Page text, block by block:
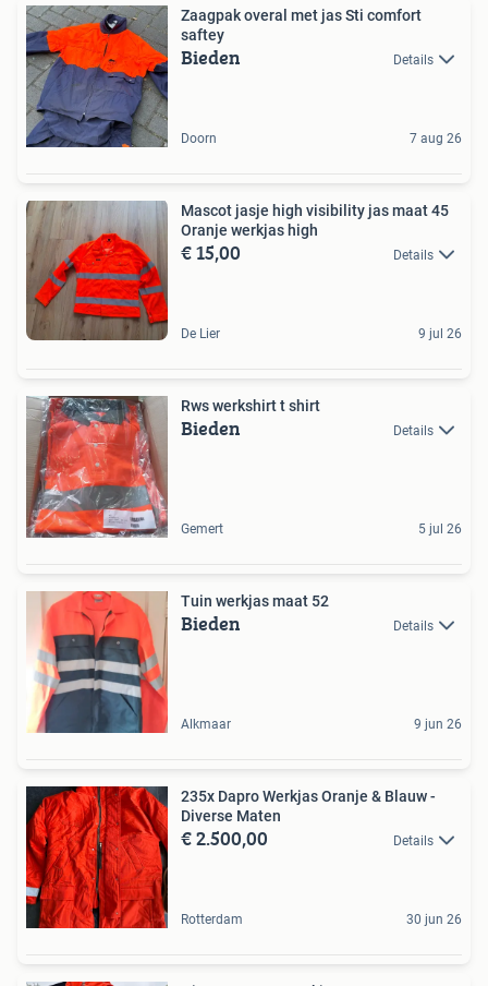
Zaagpak overal met jas Sti comfort
saftey
Bieden Details
Doorn 7 aug 26
Mascot jasje high visibility jas maat 45
Oranje werkjas high
€ 15,00 Details
De Lier 9 jul 26
Rws werkshirt t shirt
Bieden Details
Gemert 5 jul 26
Tuin werkjas maat 52
Bieden Details
Alkmaar 9 jun 26
235x Dapro Werkjas Oranje & Blauw -
Diverse Maten
€ 2.500,00 Details
Rotterdam 30 jun 26